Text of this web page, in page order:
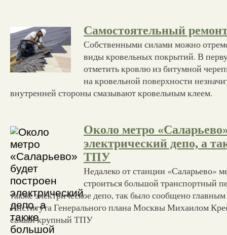
Самостоятельный
Собственными силами можно
виды кровельных покрытий. В
отметить кровлю из битумной
на кровельной поверхности
внутренней стороны смазывают кровельным клеем.
Около метро
электрический депо, а
ТПУ
Недалеко от станции «Саларьево»
строиться большой транспортный
также электрическое депо, так было сообщено
Института Генерального плана Москвы Михаилом
самый крупный ТПУ